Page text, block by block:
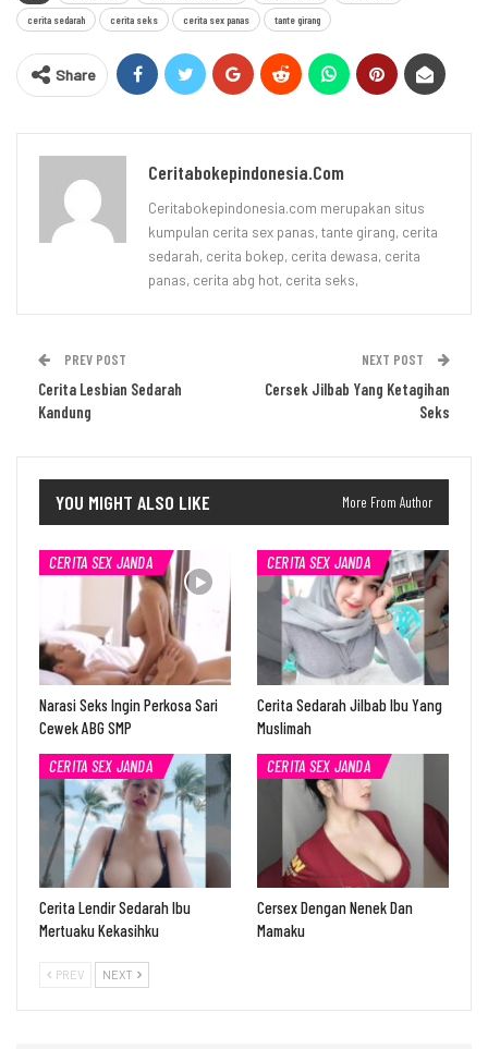
cerita sedarah cerita seks cerita sex panas tante girang
Share
Ceritabokepindonesia.com
Ceritabokepindonesia.com merupakan situs
kumpulan cerita sex panas, tante girang, cerita
sedarah, cerita bokep, cerita dewasa, cerita
panas, cerita abg hot, cerita seks,
PREV POST
Cerita Lesbian Sedarah
Kandung
NEXT POST
Cersek Jilbab Yang Ketagihan
Seks
YOU MIGHT ALSO LIKE More From Author
CERITA SEX JANDA
Narasi Seks Ingin Perkosa Sari
Cewek ABG SMP
CERITA SEX JANDA
Cerita Sedarah Jilbab Ibu Yang
Muslimah
CERITA SEX JANDA
Cerita Lendir Sedarah Ibu
Mertuaku Kekasihku
CERITA SEX JANDA
Cersex Dengan Nenek Dan
Mamaku
PREV NEXT